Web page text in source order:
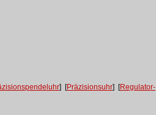
] [Präzisionsuhr] [Regulator-